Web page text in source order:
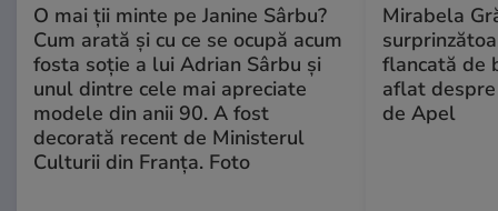
O mai ții minte pe Janine Sârbu?
Cum arată și cu ce se ocupă acum
fosta soție a lui Adrian Sârbu și
unul dintre cele mai apreciate
modele din anii 90. A fost
decorată recent de Ministerul
Culturii din Franța. Foto
Mirabela
flancată de
aflat
de Apel